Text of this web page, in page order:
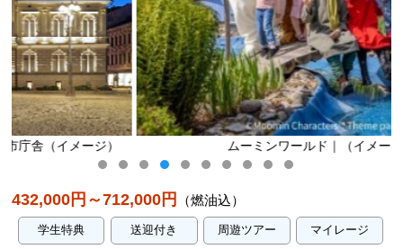
ムーミンワールド｜（イメージ）
432,000円～712,000円 （燃油込）
学生特典 送迎付き 周遊ツアー マイレージ